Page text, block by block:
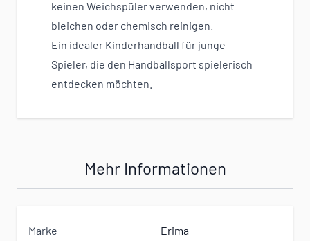
keinen Weichspüler verwenden, nicht
bleichen oder chemisch reinigen.
Ein idealer Kinderhandball für junge
Spieler, die den Handballsport spielerisch
entdecken möchten.
Mehr Informationen
Marke Erima